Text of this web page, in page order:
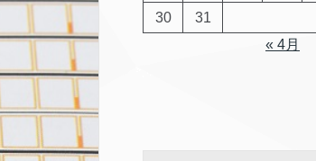
30
31
« 4月